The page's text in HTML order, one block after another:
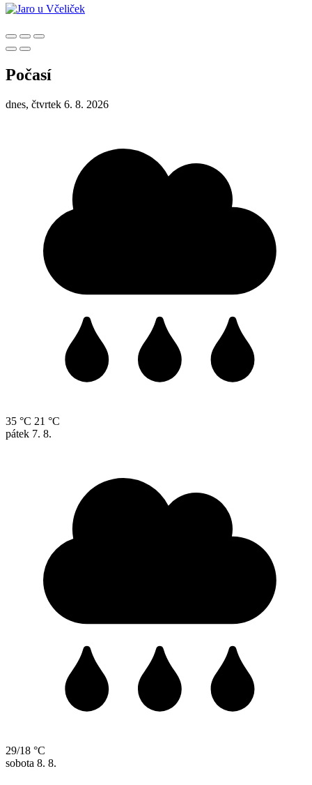
Počasí
dnes, čtvrtek 6. 8. 2026
35 °C 21 °C
pátek 7. 8.
29/18 °C
sobota 8. 8.